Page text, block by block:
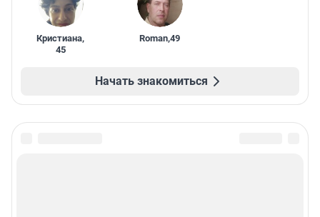
Кристиана,
45
Roman,49
Начать знакомиться